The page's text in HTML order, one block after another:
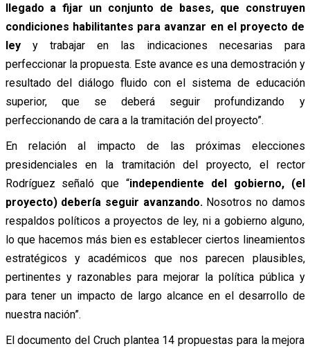
llegado a fijar un conjunto de bases, que construyen
condiciones habilitantes para avanzar en el proyecto de
leyy trabajar en las indicaciones necesarias para
perfeccionar la propuesta. Este avance es una demostración y
resultado del diálogo fluido con el sistema de educación
superior, que se deberá seguir profundizando y
perfeccionando de cara a la tramitación del proyecto”.
En relación al impacto de las próximas elecciones
presidenciales en la tramitación del proyecto, el rector
Rodríguez señaló que “independiente del gobierno, (el
proyecto) debería seguir avanzando. Nosotros no damos
respaldos políticos a proyectos de ley, ni a gobierno alguno,
lo que hacemos más bien es establecer ciertos lineamientos
estratégicos y académicos que nos parecen plausibles,
pertinentes y razonables para mejorar la política pública y
para tener un impacto de largo alcance en el desarrollo de
nuestra nación”.
El documento del Cruch plantea 14 propuestas para la mejora